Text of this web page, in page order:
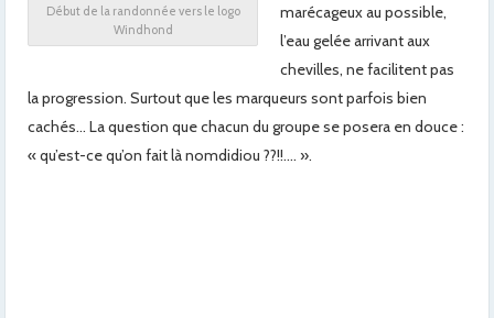
Début de la randonnée vers le logo
Windhond
marécageux au possible,
l’eau gelée arrivant aux
chevilles, ne facilitent pas
la progression. Surtout que les marqueurs sont parfois bien
cachés… La question que chacun du groupe se posera en douce :
« qu’est-ce qu’on fait là nomdidiou ??!!…. ».